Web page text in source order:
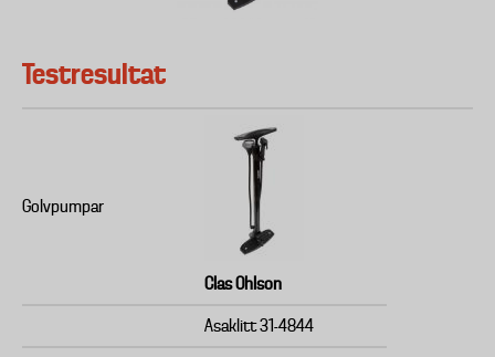
Testresultat
Golvpumpar
Clas Ohlson
Asaklitt 31-4844